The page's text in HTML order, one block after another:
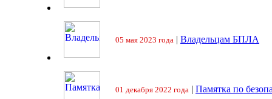
05 мая 2023 года | Владельцам БПЛА
01 декабря 2022 года | Памятка по